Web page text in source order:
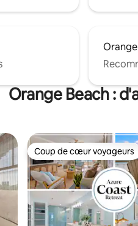
Orange Beach :
Coup de cœur voyageurs
Coup de cœur voyageurs